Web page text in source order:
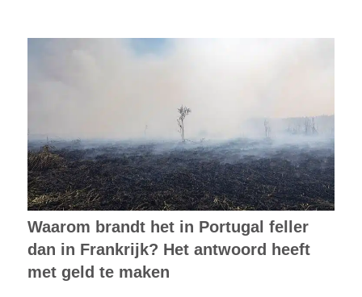
Waarom brandt het in Portugal feller
dan in Frankrijk? Het antwoord heeft
met geld te maken